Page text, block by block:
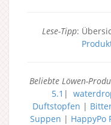
Lese-Tipp:
Beliebte Löwen-
5.1 |
Duftstopfen |
Suppen | HappyPo